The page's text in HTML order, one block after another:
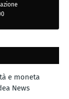
e moneta
News